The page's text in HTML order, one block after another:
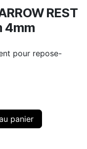
REST
4mm
pour repose-
panier